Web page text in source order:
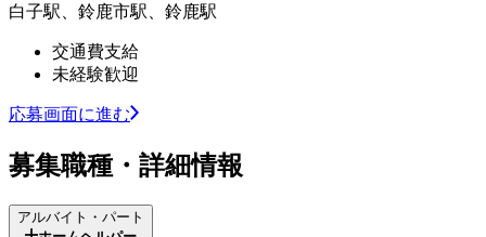
白子駅、鈴鹿市駅、鈴鹿駅
交通費支給
未経験歓迎
応募画面に進む
募集職種・詳細情報
アルバイト・パート